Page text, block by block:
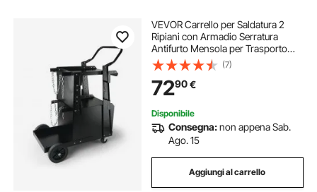
VEVOR Carrello per Saldatura 2
Ripiani con Armadio Serratura
Antifurto Mensola per Trasporto
Saldatrice con Ruote Carico
Massimo 80-120 kg Carrello Ideale
per Attrezzatura di Saldatura MIG
TIG ARC MMA
(7)
7290€
Disponibile
Consegna:non appena Sab.
Ago. 15
Aggiungi al carrello